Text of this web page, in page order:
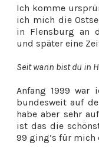
Ich komme
ich mich die
in Flensburg an
und später eine
Seit wann bist du in
Anfang 1999
bundesweit auf
habe aber sehr
ist das die
99 ging’s für mich